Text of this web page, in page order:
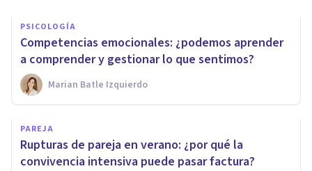
PSICOLOGÍA
Competencias emocionales: ¿podemos aprender
a comprender y gestionar lo que sentimos?
Marian Batle Izquierdo
PAREJA
Rupturas de pareja en verano: ¿por qué la
convivencia intensiva puede pasar factura?